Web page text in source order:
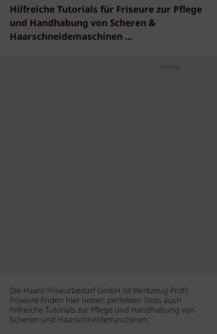
Hilfreiche Tutorials für Friseure zur Pflege
und Handhabung von Scheren &
Haarschneidemaschinen ...
Anzeige
Die Haaro Friseurbedarf GmbH ist Werkzeug-Profi!
Friseure finden hier neben perfekten Tools auch
hilfreiche Tutorials zur Pflege und Handhabung von
Scheren und Haarschneidemaschinen.